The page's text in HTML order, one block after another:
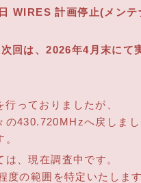
WIRES 計画停止(メンテ
次回は、2026年4月末にて
っておりましたが、
の430.720MHzへ戻しまし
、現在調査中です。
度の範囲を特定いたします